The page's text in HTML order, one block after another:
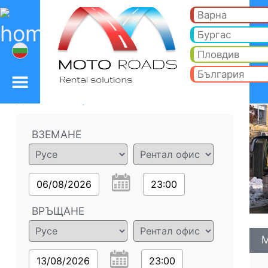
Мерцедес Травего
Варна
Бургас
Пловдив
България
ВЗЕМАНЕ
06/08/2026 23:00
ВРЪЩАНЕ
13/08/2026 23:00